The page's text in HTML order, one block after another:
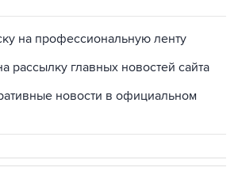
на профессиональную ленту
рассылку главных новостей сайта
новости в официальном